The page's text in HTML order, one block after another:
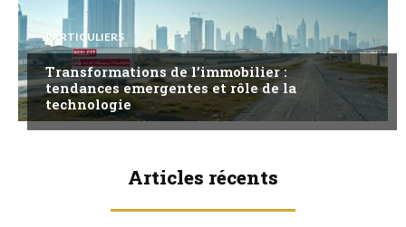
PARTICULIERS
Transformations de l’immobilier :
tendances emergentes et rôle de la
technologie
Articles récents